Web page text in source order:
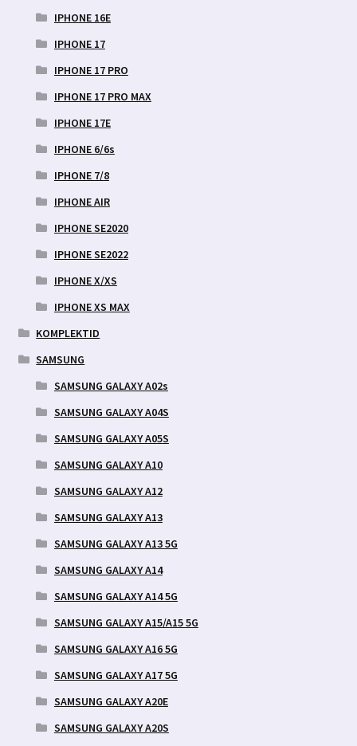
IPHONE 16E
IPHONE 17
IPHONE 17 PRO
IPHONE 17 PRO MAX
IPHONE 17E
IPHONE 6/6s
IPHONE 7/8
IPHONE AIR
IPHONE SE2020
IPHONE SE2022
IPHONE X/XS
IPHONE XS MAX
KOMPLEKTID
SAMSUNG
SAMSUNG GALAXY A02s
SAMSUNG GALAXY A04S
SAMSUNG GALAXY A05S
SAMSUNG GALAXY A10
SAMSUNG GALAXY A12
SAMSUNG GALAXY A13
SAMSUNG GALAXY A13 5G
SAMSUNG GALAXY A14
SAMSUNG GALAXY A14 5G
SAMSUNG GALAXY A15/A15 5G
SAMSUNG GALAXY A16 5G
SAMSUNG GALAXY A17 5G
SAMSUNG GALAXY A20E
SAMSUNG GALAXY A20S